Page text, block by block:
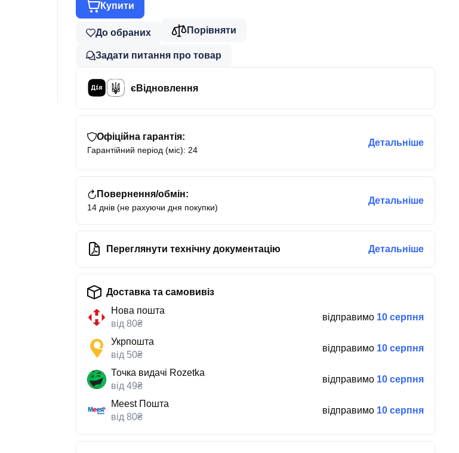
Купити
До обраних Порівняти
Задати питання про товар
єВідновлення
Офіційна гарантія:
Гарантійний період (міс): 24
Детальніше
Повернення/обмін:
14 днів (не рахуючи дня покупки)
Детальніше
Переглянути технічну документацію Детальніше
Доставка та самовивіз
Нова пошта
від 80₴
відправимо 10 серпня
Укрпошта
від 50₴
відправимо 10 серпня
Точка видачі Rozetka
від 49₴
відправимо 10 серпня
Meest Пошта
від 80₴
відправимо 10 серпня